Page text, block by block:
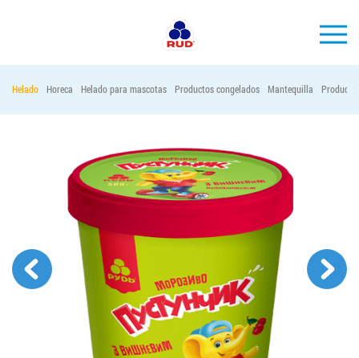
EMPRESA
Horeca
PEDIR PRODUCTOS "RUD":
Helado Horeca Helado para mascotas Productos congelados Mantequilla